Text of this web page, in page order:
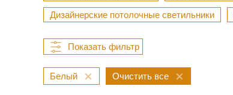
Дизайнерские потолочные светильники
Белый